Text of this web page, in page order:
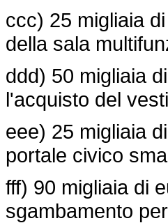
ccc) 25 migliaia
della sala
ddd) 50 migliaia
l'acquisto del
eee) 25 migliaia
portale civico
fff) 90 migliaia di
sgambamento